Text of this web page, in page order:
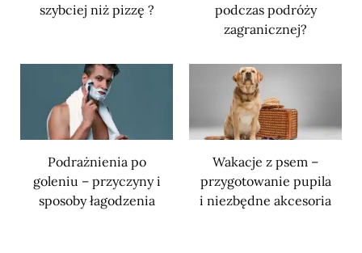
szybciej niż pizzę ?
podczas podróży
zagranicznej?
Podrażnienia po
goleniu – przyczyny i
sposoby łagodzenia
Wakacje z psem –
przygotowanie pupila
i niezbędne akcesoria